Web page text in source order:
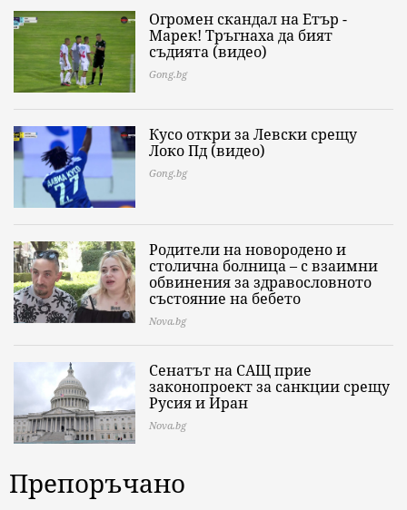
Огромен скандал на Етър -
Марек! Тръгнаха да бият
съдията (видео)
Gong.bg
Кусо откри за Левски срещу
Локо Пд (видео)
Gong.bg
Родители на новородено и
столична болница – с взаимни
обвинения за здравословното
състояние на бебето
Nova.bg
Сенатът на САЩ прие
законопроект за санкции срещу
Русия и Иран
Nova.bg
Препоръчано